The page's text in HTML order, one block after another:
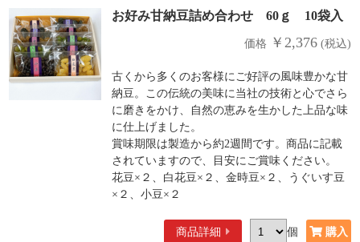
お好み甘納豆詰め合わせ 60ｇ 10袋入
価格 ￥2,376(税込)
古くから多くのお客様にご好評の風味豊かな甘
納豆。この伝統の美味に当社の技術と心でさら
に磨きをかけ、自然の恵みを生かした上品な味
に仕上げました。
賞味期限は製造から約2週間です。商品に記載
されていますので、目安にご賞味ください。
花豆×２、白花豆×２、金時豆×２、うぐいす豆
×２、小豆×２
商品詳細 個